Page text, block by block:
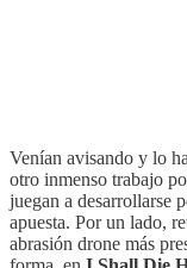
Venían avisando y lo
otro inmenso trabajo
juegan a desarrollarse
apuesta. Por un lado,
abrasión drone más